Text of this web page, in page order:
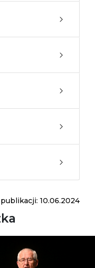
10.06.2024